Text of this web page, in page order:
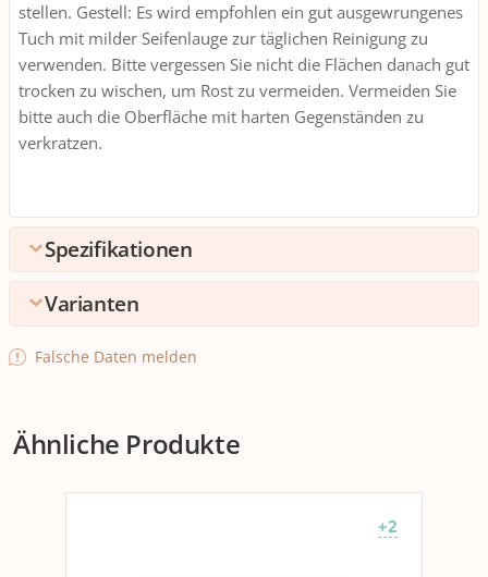
stellen. Gestell: Es wird empfohlen ein gut ausgewrungenes
Tuch mit milder Seifenlauge zur täglichen Reinigung zu
verwenden. Bitte vergessen Sie nicht die Flächen danach gut
trocken zu wischen, um Rost zu vermeiden. Vermeiden Sie
bitte auch die Oberfläche mit harten Gegenständen zu
verkratzen.
Spezifikationen
Ausstattung
Belastbarkeit
110 kg
Varianten
+3
Falsche Daten melden
Ähnliche Produkte
+2